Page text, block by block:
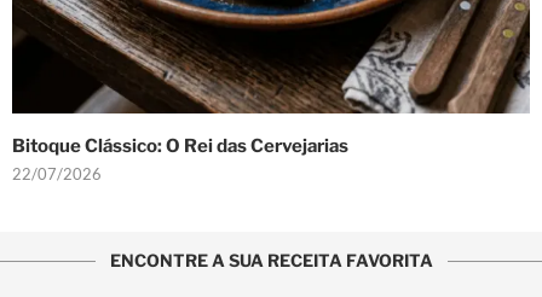
Bitoque Clássico: O Rei das Cervejarias
22/07/2026
ENCONTRE A SUA RECEITA FAVORITA